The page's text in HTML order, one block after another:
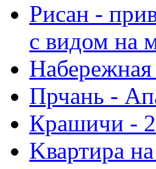
Рисан -
с видом на
Набережная
Прчань -
Крашичи -
Kвартира